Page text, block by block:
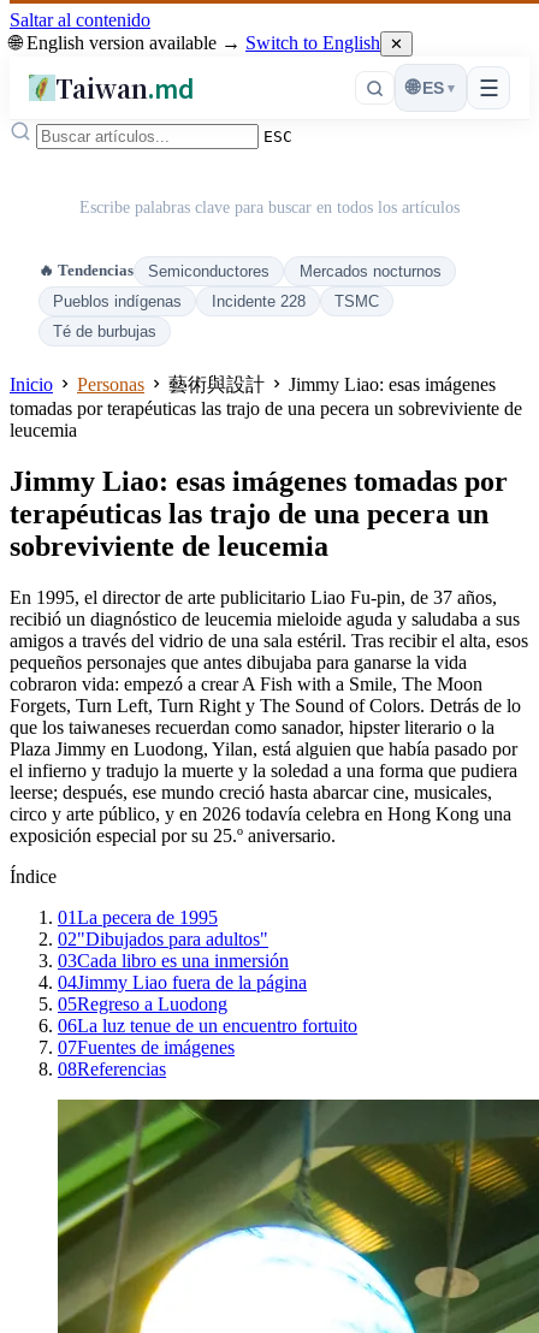
Saltar al contenido
🌐 English version available → Switch to English ✕
Taiwan.md ☰
🌐 ES ▾
ESC
Escribe palabras clave para buscar en todos los artículos
🔥 Tendencias Semiconductores
Mercados nocturnos
Pueblos indígenas
Incidente 228
TSMC
Té de burbujas
Inicio Personas 藝術與設計
Jimmy Liao: esas imágenes
tomadas por terapéuticas las trajo de una pecera un sobreviviente de
leucemia
Jimmy Liao: esas imágenes tomadas por
terapéuticas las trajo de una pecera un
sobreviviente de leucemia
En 1995, el director de arte publicitario Liao Fu-pin, de 37 años,
recibió un diagnóstico de leucemia mieloide aguda y saludaba a sus
amigos a través del vidrio de una sala estéril. Tras recibir el alta, esos
pequeños personajes que antes dibujaba para ganarse la vida
cobraron vida: empezó a crear A Fish with a Smile, The Moon
Forgets, Turn Left, Turn Right y The Sound of Colors. Detrás de lo
que los taiwaneses recuerdan como sanador, hipster literario o la
Plaza Jimmy en Luodong, Yilan, está alguien que había pasado por
el infierno y tradujo la muerte y la soledad a una forma que pudiera
leerse; después, ese mundo creció hasta abarcar cine, musicales,
circo y arte público, y en 2026 todavía celebra en Hong Kong una
exposición especial por su 25.º aniversario.
Índice
01La pecera de 1995
02"Dibujados para adultos"
03Cada libro es una inmersión
04Jimmy Liao fuera de la página
05Regreso a Luodong
06La luz tenue de un encuentro fortuito
07Fuentes de imágenes
08Referencias